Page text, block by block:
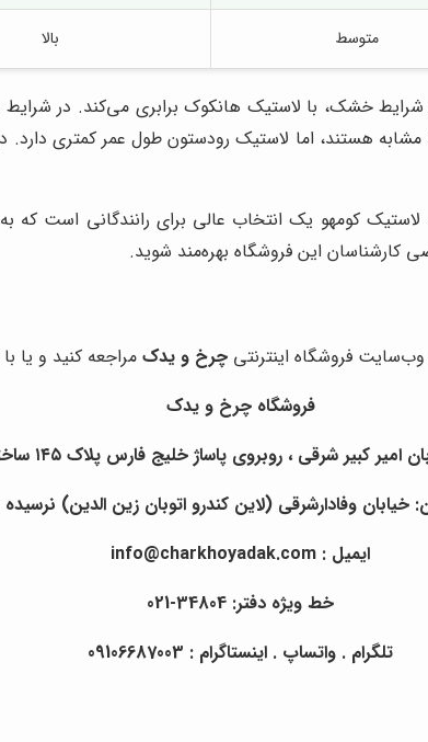
متوسط بالا
خشک، با لاستیک هانکوک برابری می‌کند. در شرایط
هستند، اما لاستیک رودستون طول عمر کمتری دارد.
لاستیک کومهو یک انتخاب عالی برای رانندگانی است
کارشناسان این فروشگاه بهره‌مند شوید.
فروشگاه اینترنتی چرخ و یدکمراجعه کنید و یا
فروشگاه چرخ و یدک
شرقی ، روبروی پاساژ خلیج فارس پلاک ۱۴۵ ساختمان چرخ و یدک.
وفادارشرقی (لاین کندرو اتوبان زین الدین) نرسیده
ایمیل : info@charkhoyadak.com
خط ویژه دفتر: 34804-021
تلگرام . واتساپ . اینستاگرام : 09106687003